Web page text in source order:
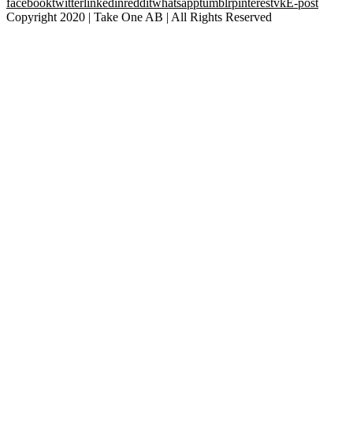
facebooktwitterlinkedinredditwhatsapptumblrpinterestvkE-post
Copyright 2020 | Take One AB | All Rights Reserved